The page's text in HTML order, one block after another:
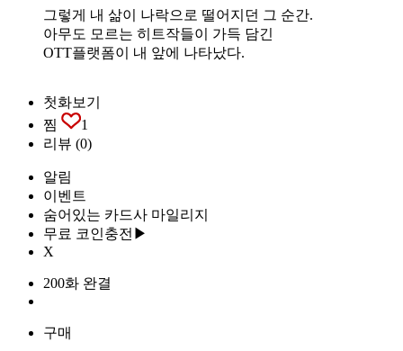
그렇게 내 삶이 나락으로 떨어지던 그 순간.
아무도 모르는 히트작들이 가득 담긴
OTT플랫폼이 내 앞에 나타났다.
첫화보기
찜
1
리뷰 (0)
알림
이벤트
숨어있는 카드사 마일리지
무료 코인충전▶
X
200화 완결
구매